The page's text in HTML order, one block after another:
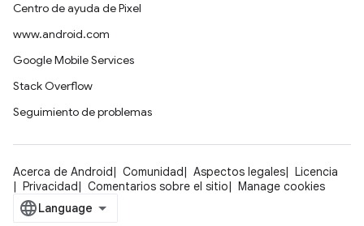
Centro de ayuda de Pixel
www.android.com
Google Mobile Services
Stack Overflow
Seguimiento de problemas
Acerca de Android Comunidad Aspectos legales
Licencia
Privacidad
Comentarios sobre el sitio Manage cookies